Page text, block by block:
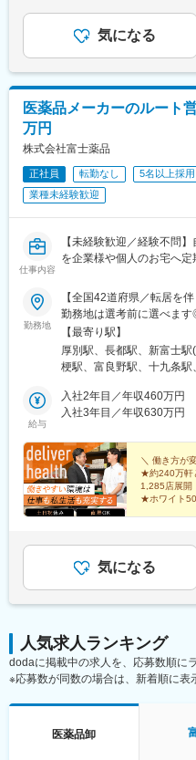
◇第3G（申請データ）
・申請用データ取得
研究開発部 富山本社勤務
メンバーは計40名で構成
第1：9名、第2G：8名、第
■ポジションの魅力
・業容拡大のフェーズのた
る。
・医薬品原薬製造という社
・自身の研究スキルに合
■同社の魅力：
・創業70年を超えてさら
方を評価し、チャレンジ
の望むレベルの高い業務
を歩んでいただくことが可
働きやすい環境であり、
くことが出来る職場です。
変更の範囲：会社の定める
くまでも目安の金額であ
ます。月給(月額)は固定手
気になる
医薬品メーカーのルート
万円
株式会社富士薬品
正社員 転勤なし 5名以上採用
業種未経験歓迎
仕事内容
【未経験歓迎／経験不問
を企業様や個人のお宅へ
勤務地
【全国42道府県／転居を
勤務地は選考前に選べま
ンライン面接実施中■北海
形／福島■関東茨城／栃木
信越新潟／富山／石川／福
広島／島根／岡山／山口／
分／宮崎／鹿児島／熊本／
岡県静岡県島田市道悦3-
田字南中道476中津川営業
田辺営業所：和歌山県田辺
都府京都市北区上賀茂向縄
字宮ノ東41-29※詳細は「会
【最寄り駅】
厚別駅、長都駅、新富士
梗駅、富良野駅、十九条
鹿島神宮駅、大宝駅、土浦
駅、太田駅(群馬県)、大森
駅、砺波駅、片原町駅(富
駅、上越妙高駅、信州中野
駅、西上田駅、酒折駅、禾
川公園駅、妙興寺駅、六軒
駅(地下鉄)、久米田駅、ケ
出雲市駅、高野駅、西富
島県)、北久米駅、北宇和
給与
入社2年目／年収460万円
入社3年目／年収630万円
＼ 働き方が
★約240万軒
1,285店展開
★ホワイト
気になる
人気求人ランキング
dodaに掲載中の求人を、応募数順に
※応募数が同数の場合は、新着順に表
医薬品卸